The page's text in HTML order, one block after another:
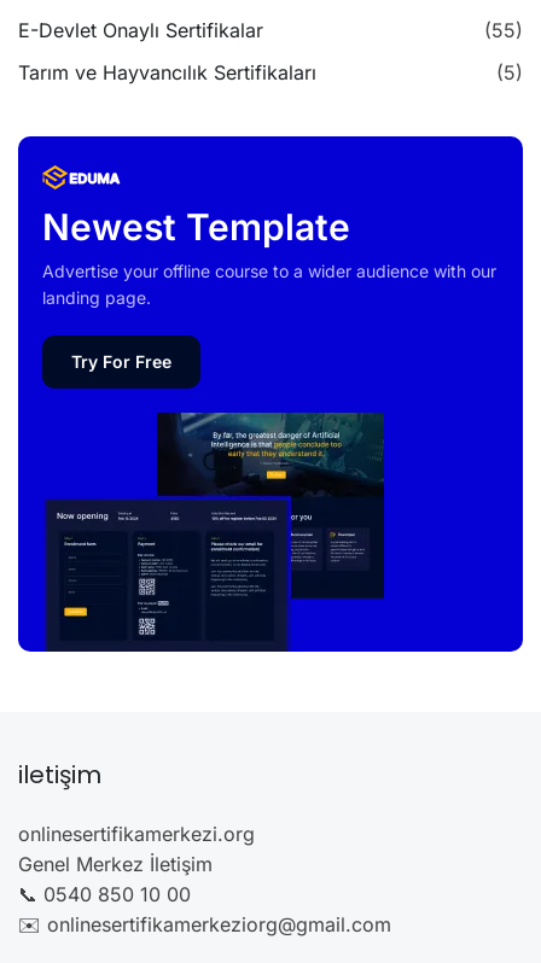
E-Devlet Onaylı Sertifikalar
(55)
Tarım ve Hayvancılık Sertifikaları
(5)
Newest Template
Advertise your offline course to a wider audience with our
landing page.
Try For Free
iletişim
onlinesertifikamerkezi.org
Genel Merkez İletişim
📞 0540 850 10 00
✉️ onlinesertifikamerkeziorg@gmail.com